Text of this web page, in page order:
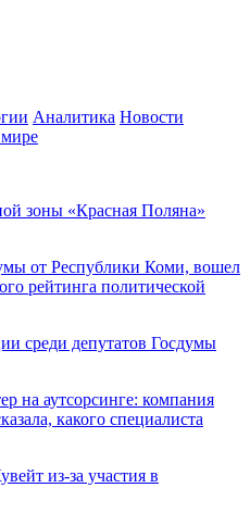
Аналитика Новости
зоны «Красная Поляна»
от Республики Коми, вошел
рейтинга политической
среди депутатов Госдумы
на аутсорсинге: компания
какого специалиста
из-за участия в